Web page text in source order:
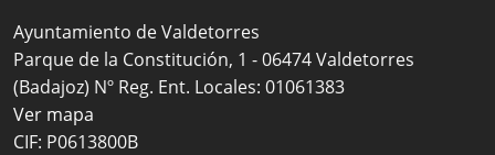
Ayuntamiento de Valdetorres
Parque de la Constitución, 1 - 06474 Valdetorres
(Badajoz) Nº Reg. Ent. Locales: 01061383
Ver mapa
CIF: P0613800B